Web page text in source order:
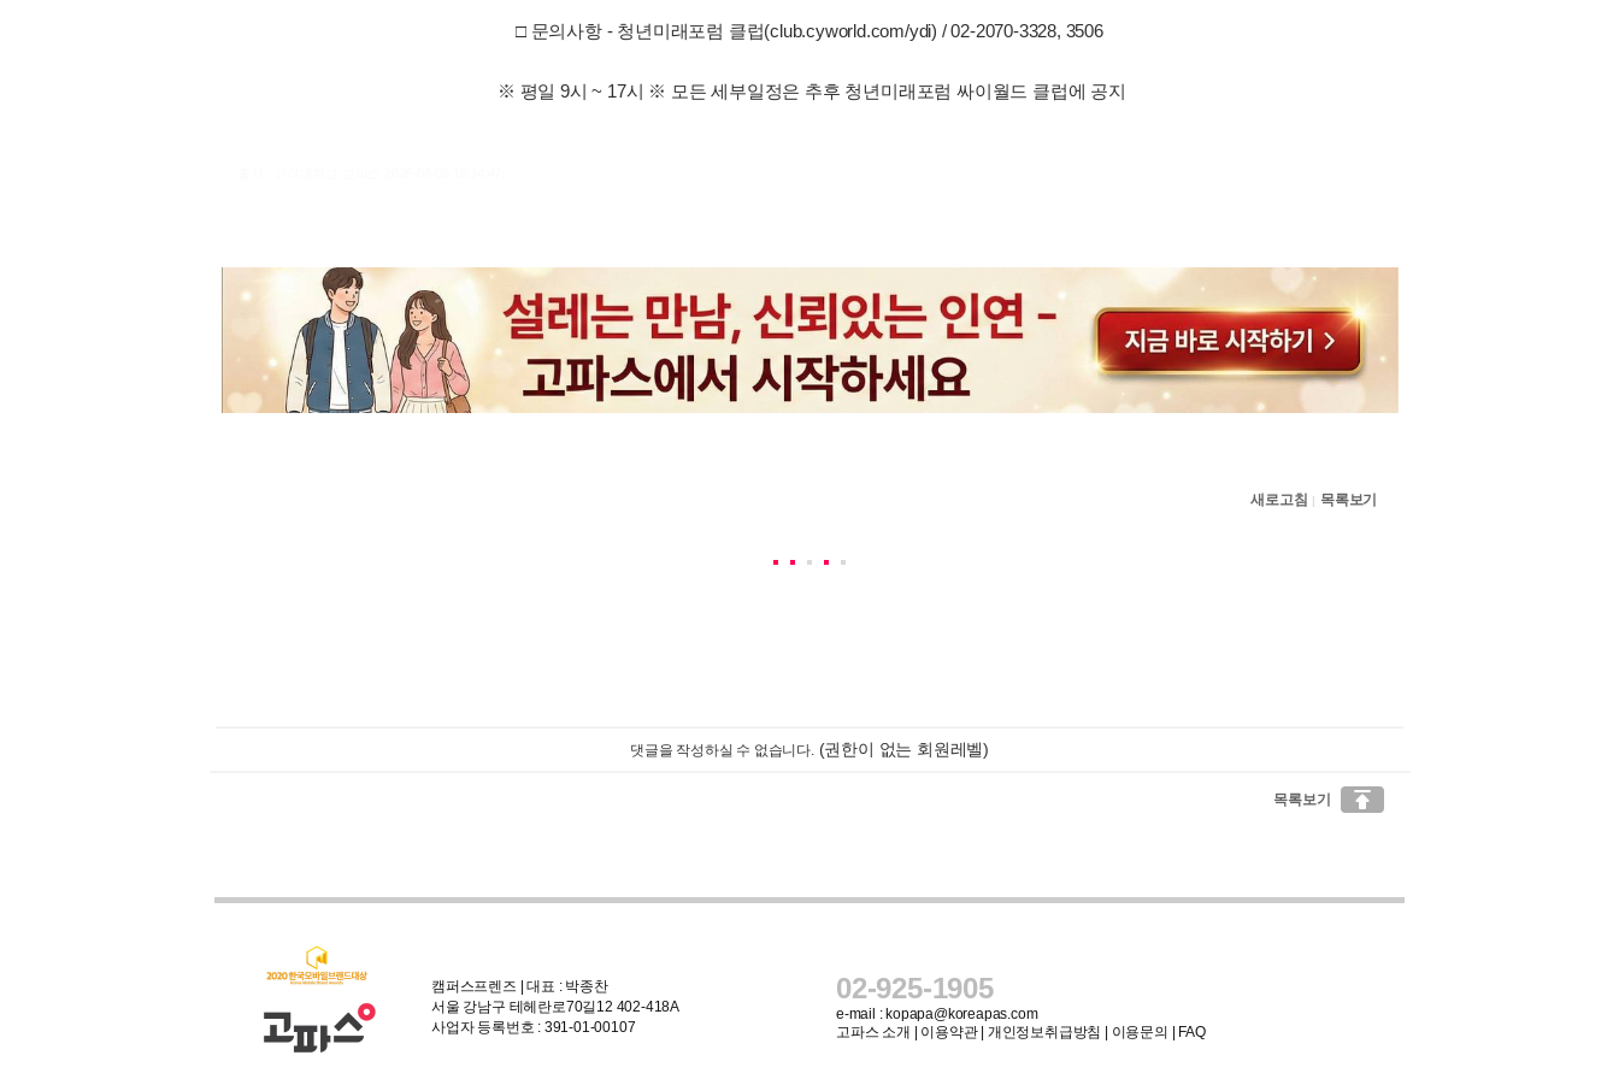
□ 문의사항 - 청년미래포럼 클럽(club.cyworld.com/ydi) / 02-2070-3328, 3506
※ 평일 9시 ~ 17시 ※ 모든 세부일정은 추후 청년미래포럼 싸이월드 클럽에 공지
새로고침 | 목록보기
댓글을 작성하실 수 없습니다. (권한이 없는 회원레벨)
목록보기 
캠퍼스프렌즈 | 대표 : 박종찬
서울 강남구 테헤란로70길12 402-418A
사업자 등록번호 : 391-01-00107
02-925-1905
e-mail : kopapa@koreapas.com
고파스 소개
이용약관| 개인정보취급방침 이용문의 FAQ